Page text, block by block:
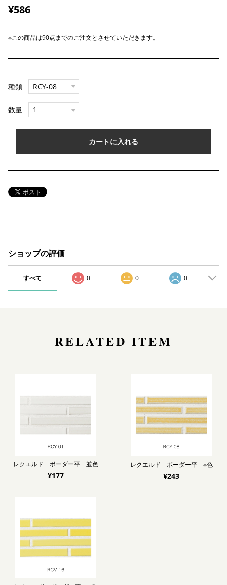
¥586
※この商品は90点までのご注文とさせていただきます。
種類
数量
カートに入れる
ショップの評価
すべて 0 0 0
RELATED ITEM
レクエルド ボーダー平 並色
¥177
レクエルド ボーダー平 ※色
¥243